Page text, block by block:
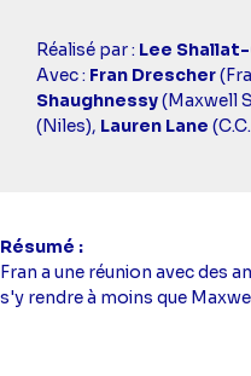
Casting
simba
Réalisé par : Lee
Avec : Fran Drescher
Shaughnessy(Maxwell
(Niles), Lauren Lane
Résumé
Fran a une réunion avec des
s'y rendre à moins que